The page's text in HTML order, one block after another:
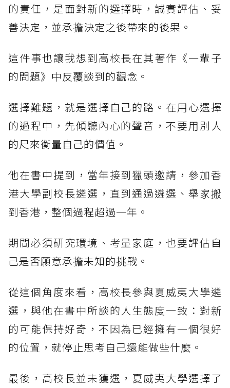
的責任，是面對新的選擇時，誠實評估、妥
善決定，並承擔決定之後帶來的後果。
這件事也讓我想到高校長在其著作《一輩子
的問題》中反覆談到的觀念。
選擇難題，就是選擇自己的路。在用心選擇
的過程中，先傾聽內心的聲音，不要用別人
的尺來衡量自己的價值。
他在書中提到，當年接到獵頭邀請，參加香
港大學副校長遴選，直到通過遴選、舉家搬
到香港，整個過程超過一年。
期間必須研究環境、考量家庭，也要評估自
己是否願意承擔未知的挑戰。
從這個角度來看，高校長參與夏威夷大學遴
選，與他在書中所談的人生態度一致：對新
的可能保持好奇，不因為已經擁有一個很好
的位置，就停止思考自己還能做些什麼。
最後，高校長並未獲選，夏威夷大學選擇了